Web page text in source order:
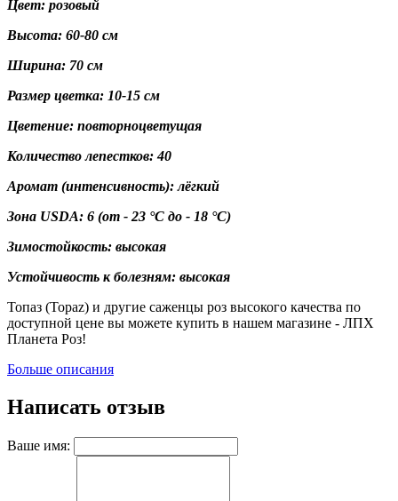
Цвет: розовый
Высота: 60-80 см
Ширина: 70 см
Размер цветка: 10-15 см
Цветение: повторноцветущая
Количество лепестков: 40
Аромат (интенсивность): лёгкий
Зона USDA: 6 (от - 23 °C до - 18 °C)
Зимостойкость: высокая
Устойчивость к болезням: высокая
Топаз (Topaz) и другие саженцы роз высокого качества по
доступной цене вы можете купить в нашем магазине - ЛПХ
Планета Роз!
Больше описания
Написать отзыв
Ваше имя: